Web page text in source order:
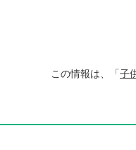
この情報は、「子